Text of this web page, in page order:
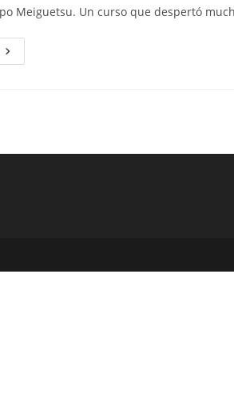
Meiguetsu. Un curso que despertó